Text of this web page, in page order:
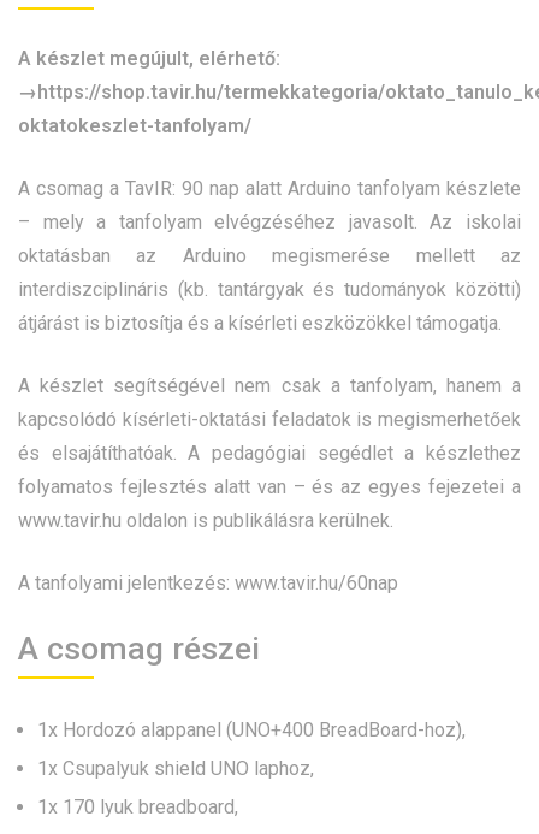
A készlet megújult, elérhető:
→https://shop.tavir.hu/termekkategoria/
oktatokeszlet-tanfolyam/
A csomag a TavIR: 90 nap alatt Arduino tanfolyam készlete
– mely a tanfolyam elvégzéséhez javasolt. Az iskolai
oktatásban az Arduino megismerése mellett az
interdiszciplináris (kb. tantárgyak és tudományok közötti)
átjárást is biztosítja és a kísérleti eszközökkel támogatja.
A készlet segítségével nem csak a tanfolyam, hanem a
kapcsolódó kísérleti-oktatási feladatok is megismerhetőek
és elsajátíthatóak. A pedagógiai segédlet a készlethez
folyamatos fejlesztés alatt van – és az egyes fejezetei a
www.tavir.hu oldalon is publikálásra kerülnek.
A tanfolyami jelentkezés: www.tavir.hu/60nap
A csomag részei
1x Hordozó alappanel (UNO+400 BreadBoard-hoz),
1x Csupalyuk shield UNO laphoz,
1x 170 lyuk breadboard,